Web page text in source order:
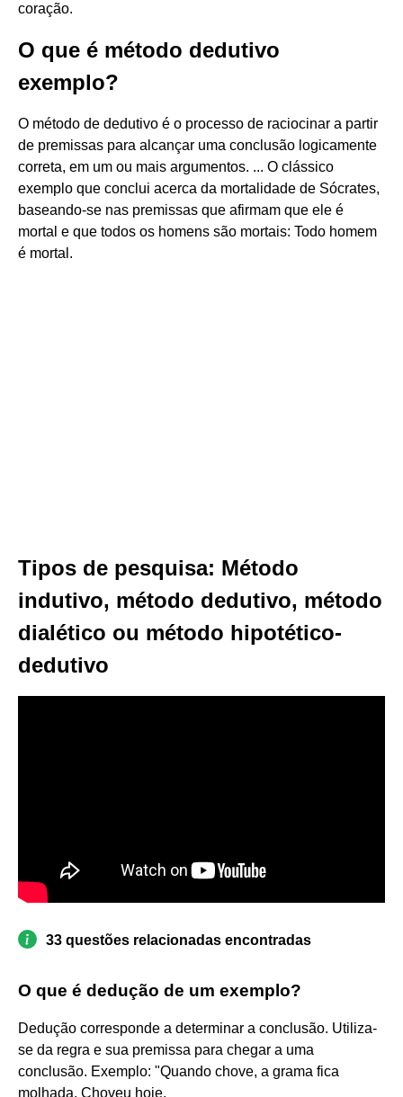
coração.
O que é método dedutivo
exemplo?
O método de dedutivo é o processo de raciocinar a partir
de premissas para alcançar uma conclusão logicamente
correta, em um ou mais argumentos. ... O clássico
exemplo que conclui acerca da mortalidade de Sócrates,
baseando-se nas premissas que afirmam que ele é
mortal e que todos os homens são mortais: Todo homem
é mortal.
Tipos de pesquisa: Método
indutivo, método dedutivo, método
dialético ou método hipotético-
dedutivo
33 questões relacionadas encontradas
O que é dedução de um exemplo?
Dedução corresponde a determinar a conclusão. Utiliza-
se da regra e sua premissa para chegar a uma
conclusão. Exemplo: "Quando chove, a grama fica
molhada. Choveu hoje.